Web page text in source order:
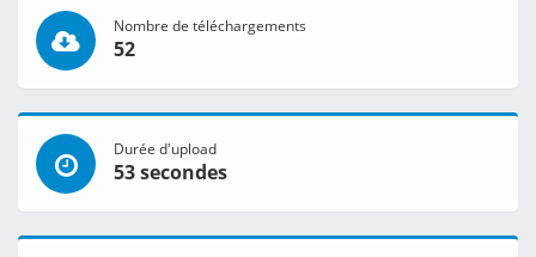
Nombre de téléchargements
52
Durée d'upload
53 secondes